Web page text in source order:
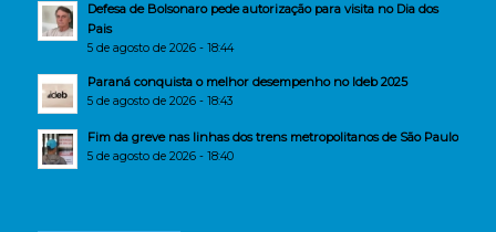
Defesa de Bolsonaro pede autorização para visita no Dia dos
Pais
5 de agosto de 2026 - 18:44
Paraná conquista o melhor desempenho no Ideb 2025
5 de agosto de 2026 - 18:43
Fim da greve nas linhas dos trens metropolitanos de São Paulo
5 de agosto de 2026 - 18:40